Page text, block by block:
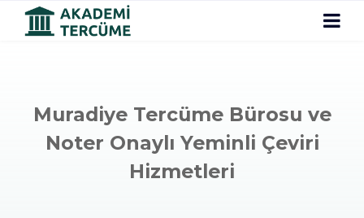
Muradiye Tercüme Bürosu ve
Noter Onaylı Yeminli Çeviri
Hizmetleri